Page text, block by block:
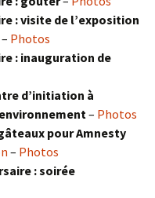
: visite de l’exposition
– Photos
: inauguration de
d’initiation à
– Photos
pour Amnesty
– Photos
: soirée